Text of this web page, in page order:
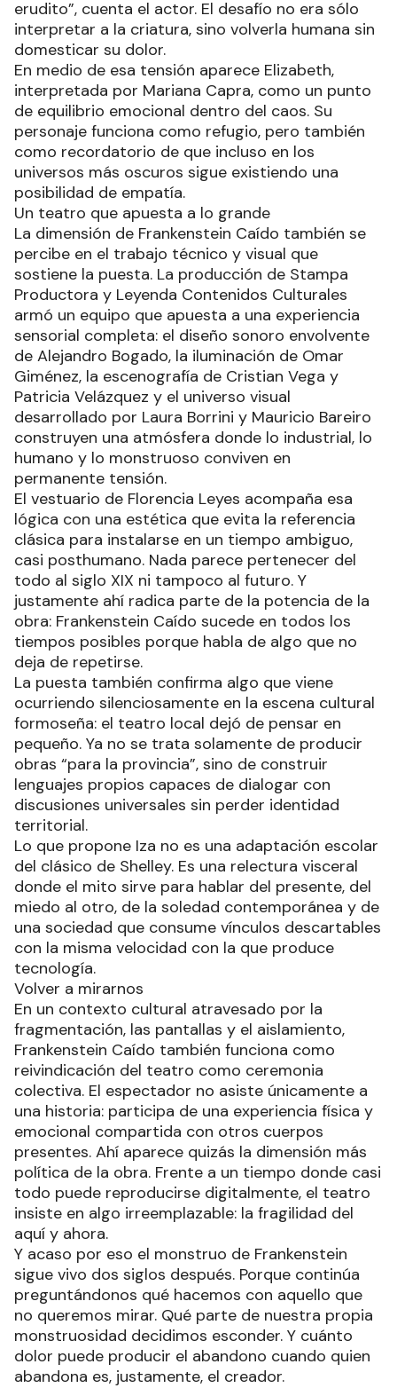
erudito”, cuenta el actor. El desafío no era sólo
interpretar a la criatura, sino volverla humana sin
domesticar su dolor.
En medio de esa tensión aparece Elizabeth,
interpretada por Mariana Capra, como un punto
de equilibrio emocional dentro del caos. Su
personaje funciona como refugio, pero también
como recordatorio de que incluso en los
universos más oscuros sigue existiendo una
posibilidad de empatía.
Un teatro que apuesta a lo grande
La dimensión de Frankenstein Caído también se
percibe en el trabajo técnico y visual que
sostiene la puesta. La producción de Stampa
Productora y Leyenda Contenidos Culturales
armó un equipo que apuesta a una experiencia
sensorial completa: el diseño sonoro envolvente
de Alejandro Bogado, la iluminación de Omar
Giménez, la escenografía de Cristian Vega y
Patricia Velázquez y el universo visual
desarrollado por Laura Borrini y Mauricio Bareiro
construyen una atmósfera donde lo industrial, lo
humano y lo monstruoso conviven en
permanente tensión.
El vestuario de Florencia Leyes acompaña esa
lógica con una estética que evita la referencia
clásica para instalarse en un tiempo ambiguo,
casi posthumano. Nada parece pertenecer del
todo al siglo XIX ni tampoco al futuro. Y
justamente ahí radica parte de la potencia de la
obra: Frankenstein Caído sucede en todos los
tiempos posibles porque habla de algo que no
deja de repetirse.
La puesta también confirma algo que viene
ocurriendo silenciosamente en la escena cultural
formoseña: el teatro local dejó de pensar en
pequeño. Ya no se trata solamente de producir
obras “para la provincia”, sino de construir
lenguajes propios capaces de dialogar con
discusiones universales sin perder identidad
territorial.
Lo que propone Iza no es una adaptación escolar
del clásico de Shelley. Es una relectura visceral
donde el mito sirve para hablar del presente, del
miedo al otro, de la soledad contemporánea y de
una sociedad que consume vínculos descartables
con la misma velocidad con la que produce
tecnología.
Volver a mirarnos
En un contexto cultural atravesado por la
fragmentación, las pantallas y el aislamiento,
Frankenstein Caído también funciona como
reivindicación del teatro como ceremonia
colectiva. El espectador no asiste únicamente a
una historia: participa de una experiencia física y
emocional compartida con otros cuerpos
presentes. Ahí aparece quizás la dimensión más
política de la obra. Frente a un tiempo donde casi
todo puede reproducirse digitalmente, el teatro
insiste en algo irreemplazable: la fragilidad del
aquí y ahora.
Y acaso por eso el monstruo de Frankenstein
sigue vivo dos siglos después. Porque continúa
preguntándonos qué hacemos con aquello que
no queremos mirar. Qué parte de nuestra propia
monstruosidad decidimos esconder. Y cuánto
dolor puede producir el abandono cuando quien
abandona es, justamente, el creador.